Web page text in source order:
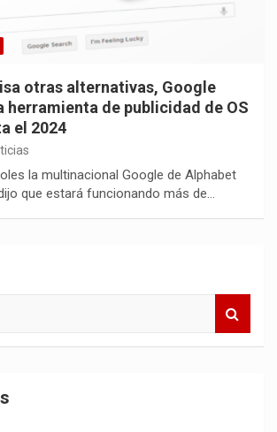
otras alternativas, Google
herramienta de publicidad de OS
el 2024
la multinacional Google de Alphabet
que estará funcionando más de…